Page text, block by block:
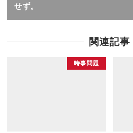
せず。
関連記事
時事問題